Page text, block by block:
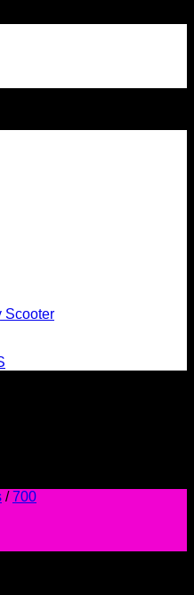
Scooter
/ 700